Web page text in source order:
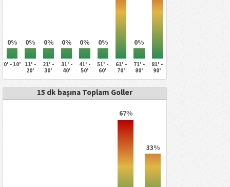
0% 0% 0% 0% 0% 0% 0%
0' - 10'
11' -
20'
21' -
30'
31' -
40'
41' -
50'
51' -
60'
61' -
70'
71' -
80'
81' -
90'
15 dk başına Toplam Goller
67%
33%